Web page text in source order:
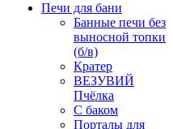
Печи для бани
Банные печи без
выносной топки
(б/в)
Кратер
ВЕЗУВИЙ
Пчёлка
С баком
Порталы для